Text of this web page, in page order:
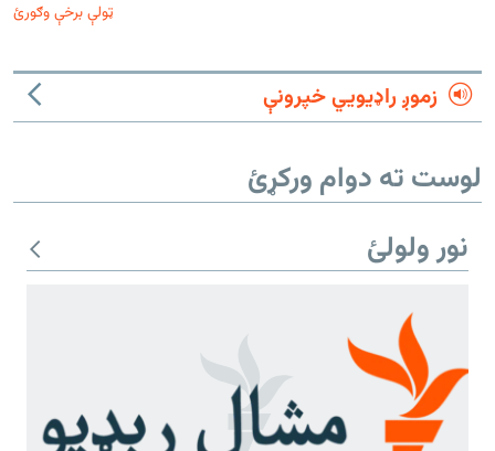
ټولې برخې وګورئ
زموږ راډیويي خپرونې
لوست ته دوام ورکړئ
نور ولولئ